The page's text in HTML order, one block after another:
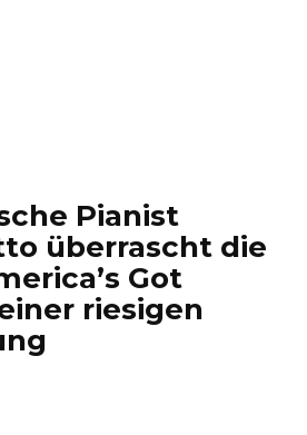
Pianist
überrascht die
Got
riesigen